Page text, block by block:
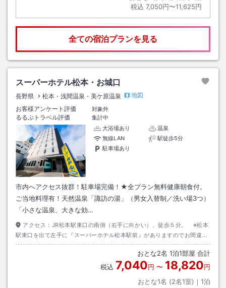
税込 7,050円〜11,625円
全ての宿泊プランを見る
スーパーホテル松本・お城口
長野県 松本・浅間温泉・美ケ原温泉
地図
お客様アンケート評価
対象外
るるぶトラベル評価
集計中
大浴場あり
温泉
無線LAN
駅徒歩5分
駐車場あり
市内へアクセス抜群！駐車場完備！★全プラン無料健康朝食付。
ご当地料理有！天然温泉「諏訪の湯」（男女入替制／洗い場3つ）
「小さな温泉、大きな効…
アクセス： JR松本駅東口の南側（右手に向かい）、徒歩５分。 ※松本
駅東口を出て左手に『スーパーホテル松本駅前』がありますのでお間違い
ないようにお願いします。
おとな2名 1泊1部屋 合計
税込 7,040円 〜 18,820円
おとな1名 (2名1室)｜ 1泊